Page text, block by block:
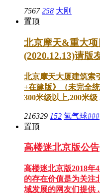
7567258 大刚
置顶
北京摩天&重大
(2020.12.13)请版
北京摩天大厦建筑
+在建版》（未完全
300米级以上,200米级
216329 152 氢气球###
置顶
高楼迷北京版公告
高楼迷北京版2018年
的存在价值是为关注
域发展的网友们提供